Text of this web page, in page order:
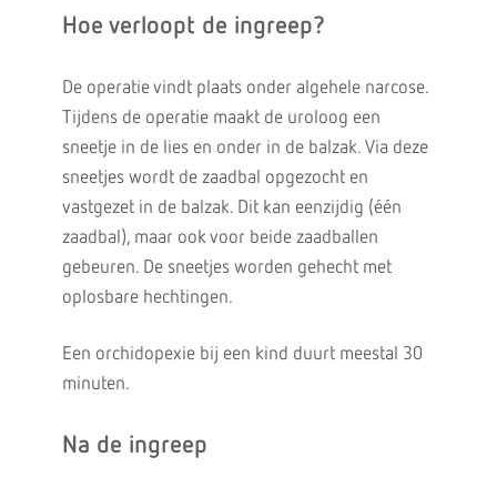
Hoe verloopt de ingreep?
De operatie vindt plaats onder algehele narcose.
Tijdens de operatie maakt de uroloog een
sneetje in de lies en onder in de balzak. Via deze
sneetjes wordt de zaadbal opgezocht en
vastgezet in de balzak. Dit kan eenzijdig (één
zaadbal), maar ook voor beide zaadballen
gebeuren. De sneetjes worden gehecht met
oplosbare hechtingen.
Een orchidopexie bij een kind duurt meestal 30
minuten.
Na de ingreep